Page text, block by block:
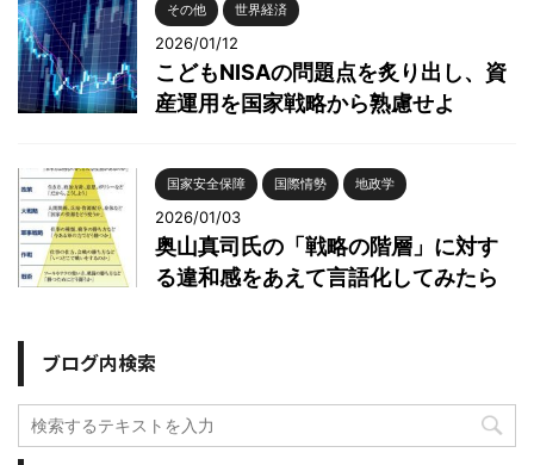
その他 世界経済
2026/01/12
こどもNISAの問題点を炙り出し、資
産運用を国家戦略から熟慮せよ
国家安全保障 国際情勢 地政学
2026/01/03
奥山真司氏の「戦略の階層」に対す
る違和感をあえて言語化してみたら
ブログ内検索